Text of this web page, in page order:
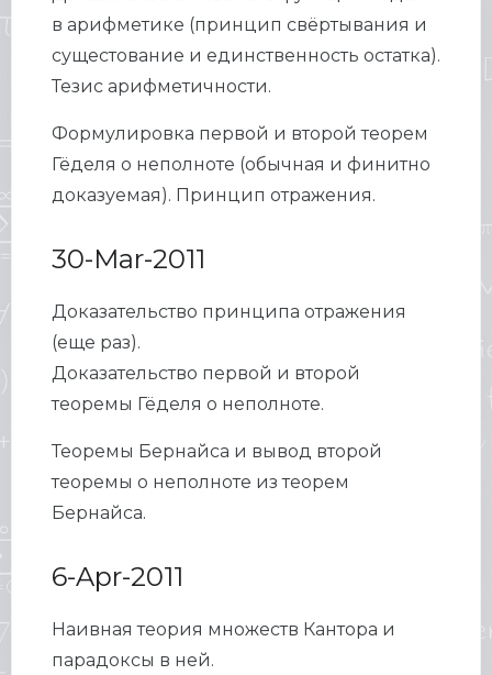
в арифметике (принцип свёртывания и
сущестование и единственность остатка).
Тезис арифметичности.
Формулировка первой и второй теорем
Гёделя о неполноте (обычная и финитно
доказуемая). Принцип отражения.
30-Mar-2011
Доказательство принципа отражения
(еще раз).
Доказательство первой и второй
теоремы Гёделя о неполноте.
Теоремы Бернайса и вывод второй
теоремы о неполноте из теорем
Бернайса.
6-Apr-2011
Наивная теория множеств Кантора и
парадоксы в ней.